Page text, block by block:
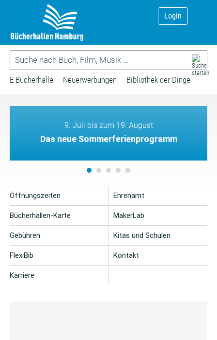
Login
E-Bücherhalle Neuerwerbungen Bibliothek der Dinge
9. Juli bis zum 19. August
Das neue Sommerferienprogramm
Öffnungszeiten
Bücherhallen-Karte
Gebühren
FlexiBib
Karriere
Ehrenamt
MakerLab
Kitas und Schulen
Kontakt